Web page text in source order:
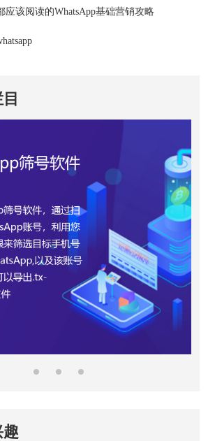
应该阅读的WhatsApp基础营销攻略